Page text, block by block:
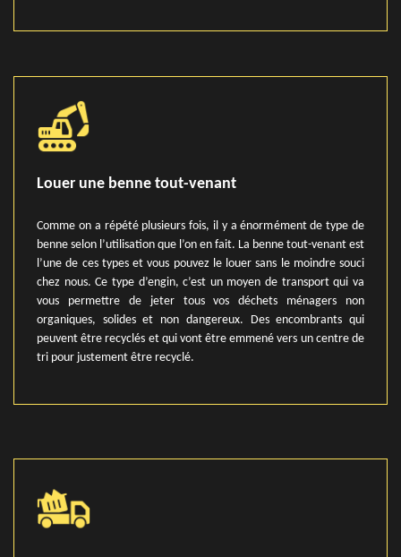
Louer une benne tout-venant
Comme on a répété plusieurs fois, il y a énormément de type de
benne selon l’utilisation que l’on en fait. La benne tout-venant est
l’une de ces types et vous pouvez le louer sans le moindre souci
chez nous. Ce type d’engin, c’est un moyen de transport qui va
vous permettre de jeter tous vos déchets ménagers non
organiques, solides et non dangereux. Des encombrants qui
peuvent être recyclés et qui vont être emmené vers un centre de
tri pour justement être recyclé.